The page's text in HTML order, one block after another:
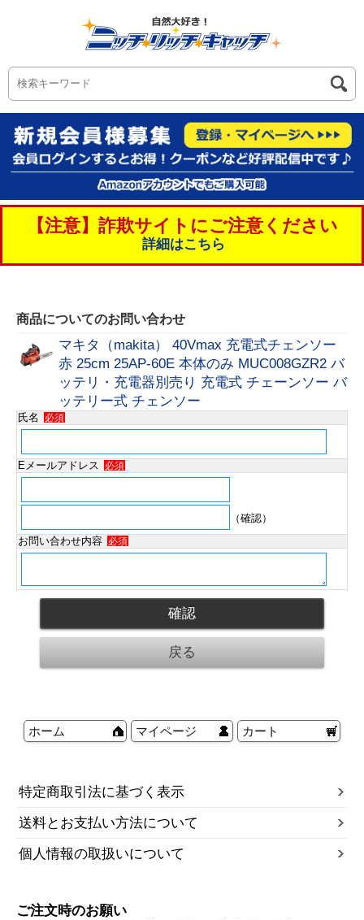
【注意】詐欺サイトにご注意ください
詳細はこちら
商品についてのお問い合わせ
マキタ（makita） 40Vmax 充電式チェンソー
赤 25cm 25AP-60E 本体のみ MUC008GZR2 バ
ッテリ・充電器別売り 充電式 チェーンソー バ
ッテリー式 チェンソー
氏名 必須
Eメールアドレス 必須
（確認）
お問い合わせ内容 必須
ホーム マイページ カート
特定商取引法に基づく表示
送料とお支払い方法について
個人情報の取扱いについて
ご注文時のお願い